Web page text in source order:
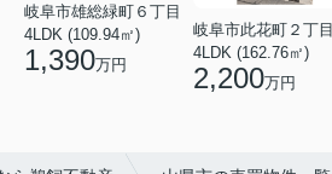
岐阜市雄総緑町６丁目
4LDK (109.94㎡)
1,390万円
岐阜市此花町２丁目
4LDK (162.76㎡)
2,200万円